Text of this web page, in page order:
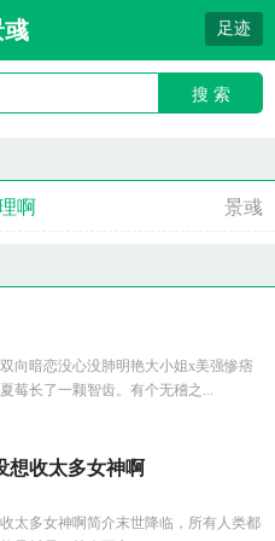
彧 足迹
搜 索
啊 景彧
向暗恋没心没肺明艳大小姐x美强惨痞
莓长了一颗智齿。有个无稽之...
想收太多女神啊
太多女神啊简介末世降临，所有人类都